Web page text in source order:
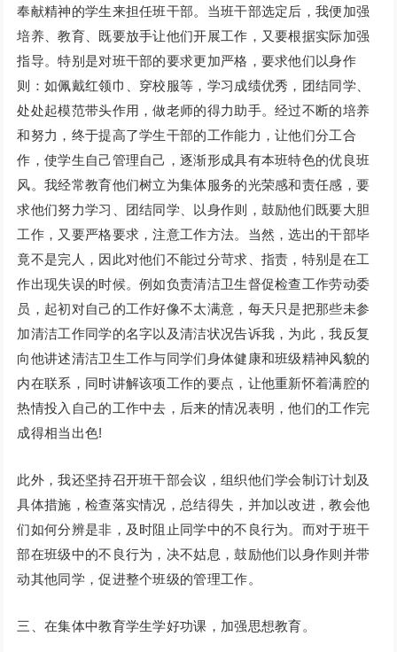
奉献精神的学生来担任班干部。当班干部选定后，我便加强
培养、教育、既要放手让他们开展工作，又要根据实际加强
指导。特别是对班干部的要求更加严格，要求他们以身作
则：如佩戴红领巾、穿校服等，学习成绩优秀，团结同学、
处处起模范带头作用，做老师的得力助手。经过不断的培养
和努力，终于提高了学生干部的工作能力，让他们分工合
作，使学生自己管理自己，逐渐形成具有本班特色的优良班
风。我经常教育他们树立为集体服务的光荣感和责任感，要
求他们努力学习、团结同学、以身作则，鼓励他们既要大胆
工作，又要严格要求，注意工作方法。当然，选出的干部毕
竟不是完人，因此对他们不能过分苛求、指责，特别是在工
作出现失误的时候。例如负责清洁卫生督促检查工作劳动委
员，起初对自己的工作好像不太满意，每天只是把那些未参
加清洁工作同学的名字以及清洁状况告诉我，为此，我反复
向他讲述清洁卫生工作与同学们身体健康和班级精神风貌的
内在联系，同时讲解该项工作的要点，让他重新怀着满腔的
热情投入自己的工作中去，后来的情况表明，他们的工作完
成得相当出色!
此外，我还坚持召开班干部会议，组织他们学会制订计划及
具体措施，检查落实情况，总结得失，并加以改进，教会他
们如何分辨是非，及时阻止同学中的不良行为。而对于班干
部在班级中的不良行为，决不姑息，鼓励他们以身作则并带
动其他同学，促进整个班级的管理工作。
三、在集体中教育学生学好功课，加强思想教育。